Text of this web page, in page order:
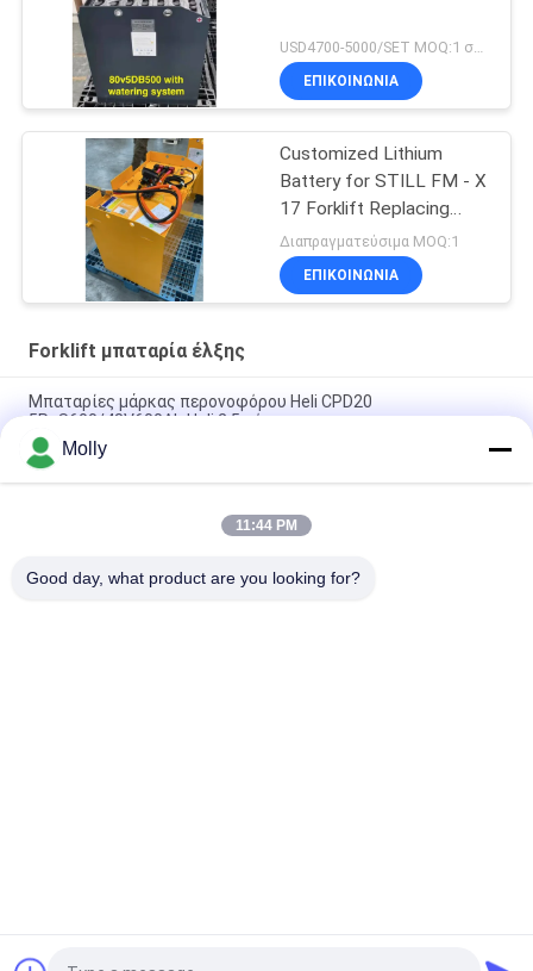
USD4700-5000/SET MOQ:1 σύνολο
ΕΠΙΚΟΙΝΩΝΙΑ
Customized Lithium
Battery for STILL FM - X
17 Forklift Replacing
48V/775AH Lead - Acid
Battery to 51.2V 690AH
Lithium Battery
Διαπραγματεύσιμα MOQ:1
ΕΠΙΚΟΙΝΩΝΙΑ
Forklift μπαταρία έλξης
Μπαταρίες μάρκας περονοφόρου Heli CPD20
5PzS600/48V600Ah Heli 2,5 τόνων
Ηλεκτρικό ανελκυστήρα ελαστικών 6PBS600 80V 600Ah,
χονδρική πώληση για ηλεκτρικό ανελκυστήρα
Molly
11:44 PM
Good day, what product are you looking for?